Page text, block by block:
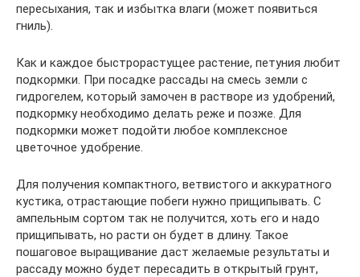
пересыхания, так и избытка влаги (может появиться
гниль).
Как и каждое быстрорастущее растение, петуния любит
подкормки. При посадке рассады на смесь земли с
гидрогелем, который замочен в растворе из удобрений,
подкормку необходимо делать реже и позже. Для
подкормки может подойти любое комплексное
цветочное удобрение.
Для получения компактного, ветвистого и аккуратного
кустика, отрастающие побеги нужно прищипывать. С
ампельным сортом так не получится, хоть его и надо
прищипывать, но расти он будет в длину. Такое
пошаговое выращивание даст желаемые результаты и
рассаду можно будет пересадить в открытый грунт,